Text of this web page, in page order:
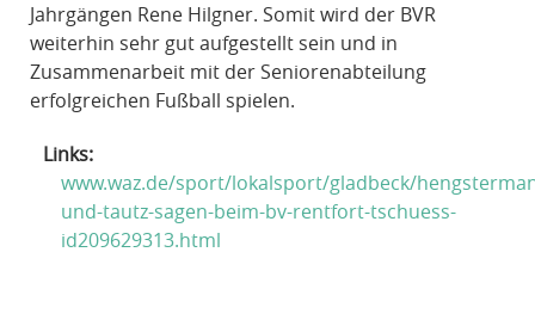
Jahrgängen Rene Hilgner. Somit wird der BVR
weiterhin sehr gut aufgestellt sein und in
Zusammenarbeit mit der Seniorenabteilung
erfolgreichen Fußball spielen.
Links:
www.waz.de/sport/lokalsport/gladbeck/
und-tautz-sagen-beim-bv-rentfort-tschuess-
id209629313.html